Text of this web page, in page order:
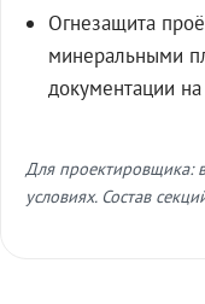
Огнезащита
минеральными
документации
Для проектировщика:
условиях. Состав